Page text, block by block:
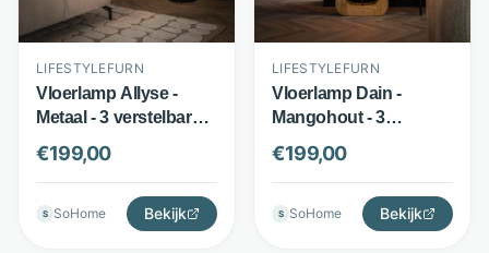
LIFESTYLEFURN
Vloerlamp Allyse -
Metaal - 3 verstelbare
lichtpunten - Zwart -
LifestyleFurn
€199,00
S SoHome Bekijk
LIFESTYLEFURN
Vloerlamp Dain -
Mangohout - 3
lichtpunten open
design - Bruin -
LifestyleFurn
€199,00
S SoHome Bekijk